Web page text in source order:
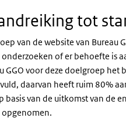
tot
van de website van Bureau
of er behoefte is
voor deze doelgroep het
daarvan heeft ruim 80%
van de uitkomst van de
opgenomen.